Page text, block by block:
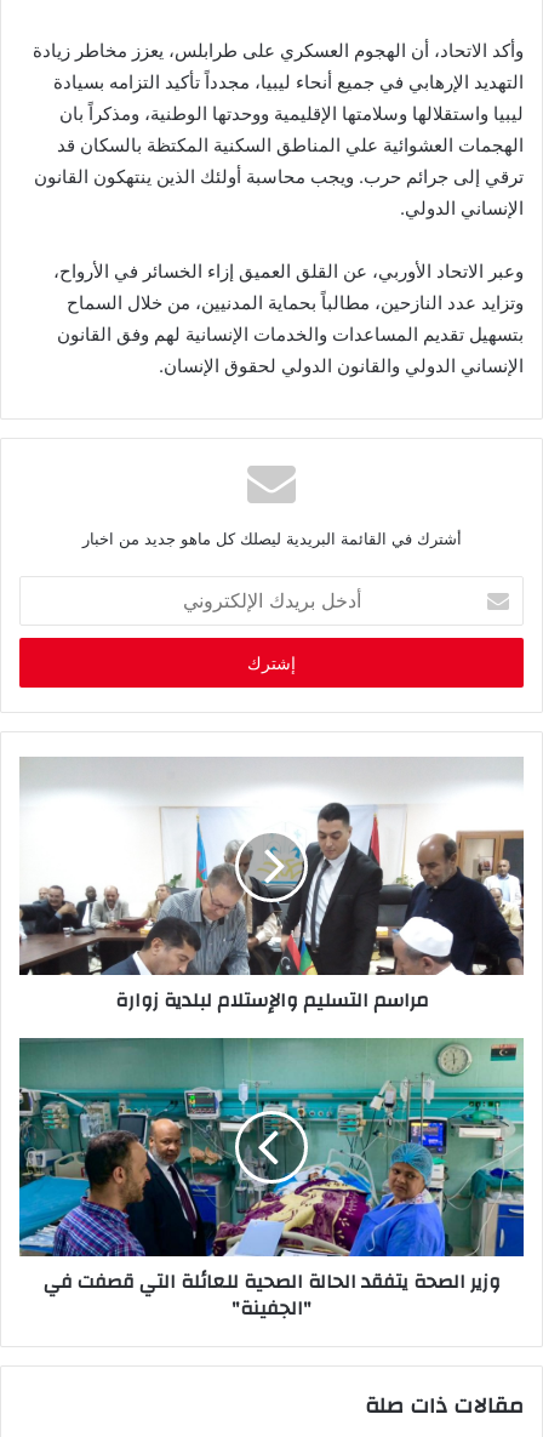
وأكد الاتحاد، أن الهجوم العسكري على طرابلس، يعزز مخاطر زيادة
التهديد الإرهابي في جميع أنحاء ليبيا، مجدداً تأكيد التزامه بسيادة
ليبيا واستقلالها وسلامتها الإقليمية ووحدتها الوطنية، ومذكراً بان
الهجمات العشوائية علي المناطق السكنية المكتظة بالسكان قد
ترقي إلى جرائم حرب. ويجب محاسبة أولئك الذين ينتهكون القانون
الإنساني الدولي.
وعبر الاتحاد الأوربي، عن القلق العميق إزاء الخسائر في الأرواح،
وتزايد عدد النازحين، مطالباً بحماية المدنيين، من خلال السماح
بتسهيل تقديم المساعدات والخدمات الإنسانية لهم وفق القانون
الإنساني الدولي والقانون الدولي لحقوق الإنسان.
أشترك في القائمة البريدية ليصلك كل ماهو جديد من اخبار
خ
ب
ر
ل
ل
ك
ت
ر
ي
مراسم التسليم والإستلام لبلدية زوارة
وزير الصحة يتفقد الحالة الصحية للعائلة التي قصفت في
"الجفينة"
مقالات ذات صلة